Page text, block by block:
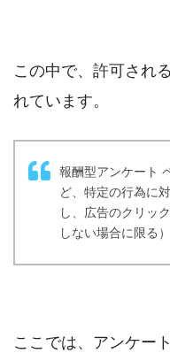
この中で、許可され
れています。
報酬型アンケート
ど、特定の行為に
し、広告のクリッ
しない場合に限る）
ここでは、アンケー